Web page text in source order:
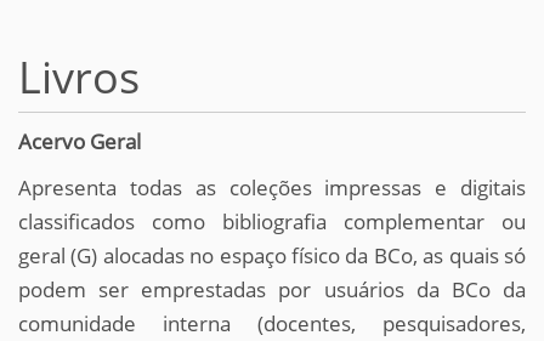
Livros
Acervo Geral
Apresenta todas as coleções impressas e digitais
classificados como bibliografia complementar ou
geral (G) alocadas no espaço físico da BCo, as quais só
podem ser emprestadas por usuários da BCo da
comunidade interna (docentes, pesquisadores,